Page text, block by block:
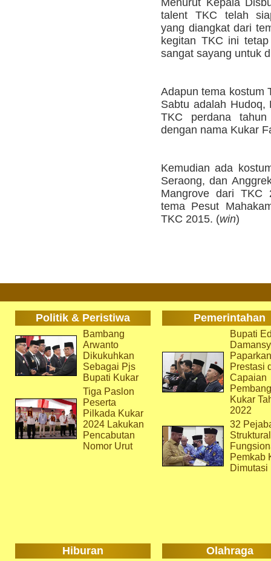
talent TKC telah
yang diangkat dari
kegitan TKC ini
sangat sayang untuk
Adapun tema kostum
Sabtu adalah
TKC perdana
dengan nama Kukar
Kemudian ada
Seraong, dan
Mangrove dari TKC
tema Pesut
TKC 2015. (win)
Politik & Peristiwa Pemerintahan
Bambang
Arwanto
Dikukuhkan
Sebagai Pjs
Bupati Kukar
Tiga Paslon
Peserta
Pilkada Kukar
2024 Lakukan
Pencabutan
Nomor Urut
Bupati
Paparkan
Prestasi
Capaian
Kukar
2022
32
Pemkab
Dimutasi
Hiburan Olahraga